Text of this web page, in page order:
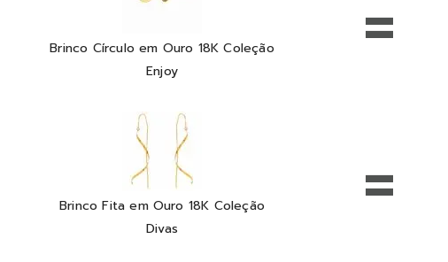
Brinco Círculo em Ouro 18K Coleção
Enjoy
=
Brinco Fita em Ouro 18K Coleção
Divas
=